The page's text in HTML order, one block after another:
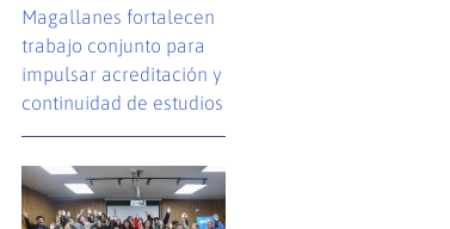
Magallanes fortalecen
trabajo conjunto para
impulsar acreditación y
continuidad de estudios